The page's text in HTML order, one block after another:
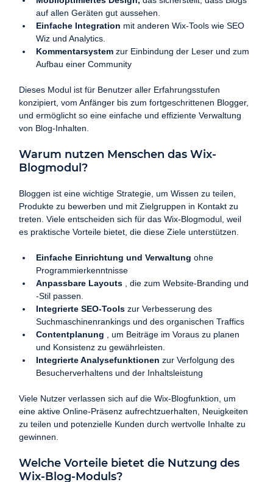
auf allen Geräten gut aussehen.
Einfache Integration mit anderen Wix-Tools wie SEO
Wiz und Analytics.
Kommentarsystem zur Einbindung der Leser und zum
Aufbau einer Community
Dieses Modul ist für Benutzer aller Erfahrungsstufen
konzipiert, vom Anfänger bis zum fortgeschrittenen Blogger,
und ermöglicht so eine einfache und effiziente Verwaltung
von Blog-Inhalten.
Warum nutzen Menschen das Wix-
Blogmodul?
Bloggen ist eine wichtige Strategie, um Wissen zu teilen,
Produkte zu bewerben und mit Zielgruppen in Kontakt zu
treten. Viele entscheiden sich für das Wix-Blogmodul, weil
es praktische Vorteile bietet, die diese Ziele unterstützen.
Einfache Einrichtung und Verwaltung ohne
Programmierkenntnisse
Anpassbare Layouts , die zum Website-Branding und
-Stil passen.
Integrierte SEO-Tools zur Verbesserung des
Suchmaschinenrankings und des organischen Traffics
Contentplanung , um Beiträge im Voraus zu planen
und Konsistenz zu gewährleisten.
Integrierte Analysefunktionen zur Verfolgung des
Besucherverhaltens und der Inhaltsleistung
Viele Nutzer verlassen sich auf die Wix-Blogfunktion, um
eine aktive Online-Präsenz aufrechtzuerhalten, Neuigkeiten
zu teilen und potenzielle Kunden durch wertvolle Inhalte zu
gewinnen.
Welche Vorteile bietet die Nutzung des
Wix-Blog-Moduls?